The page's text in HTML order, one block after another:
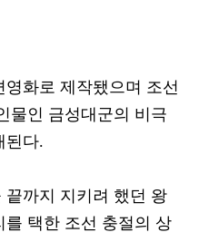
화로 제작됐으며 조선
물인 금성대군의 비극
된다.
끝까지 지키려 했던 왕
택한 조선 충절의 상